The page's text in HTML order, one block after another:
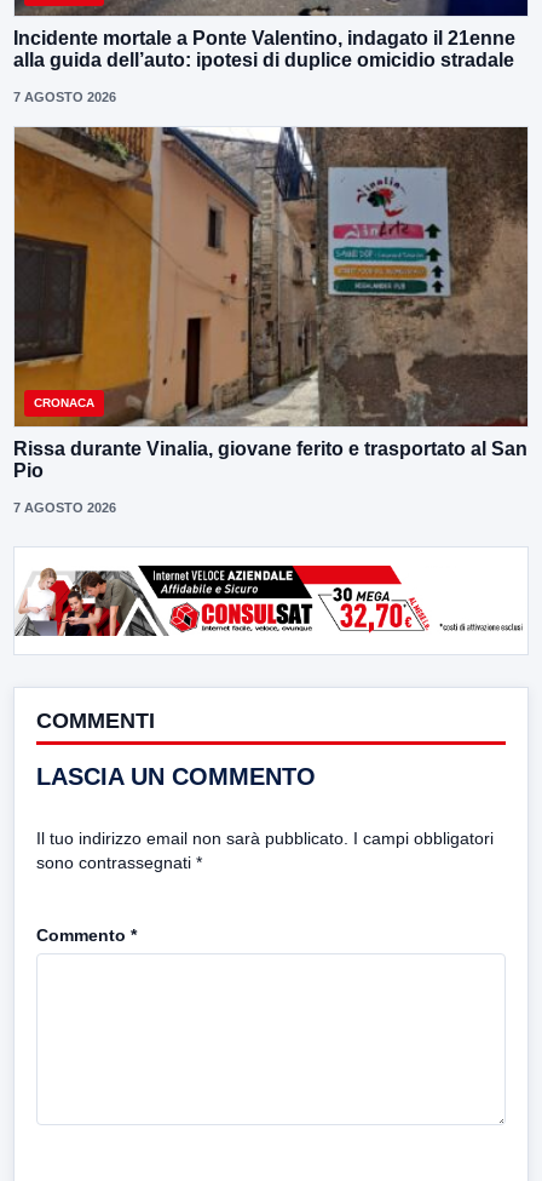
Incidente mortale a Ponte Valentino, indagato il 21enne
alla guida dell’auto: ipotesi di duplice omicidio stradale
7 AGOSTO 2026
CRONACA
Rissa durante Vinalia, giovane ferito e trasportato al San
Pio
7 AGOSTO 2026
COMMENTI
LASCIA UN COMMENTO
Il tuo indirizzo email non sarà pubblicato. I campi obbligatori
sono contrassegnati *
Commento *